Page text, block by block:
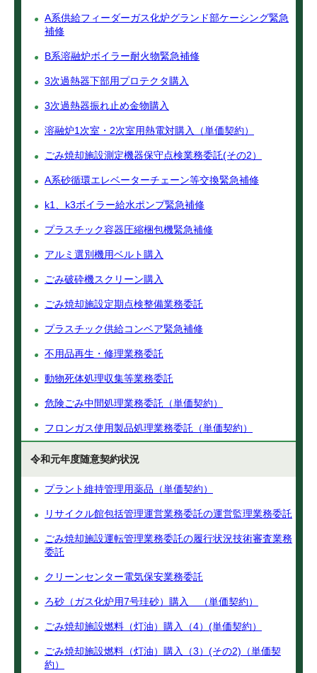
A系供給フィーダーガス化炉グランド部ケーシング緊急
補修
B系溶融炉ボイラー耐火物緊急補修
3次過熱器下部用プロテクタ購入
3次過熱器振れ止め金物購入
溶融炉1次室・2次室用熱電対購入（単価契約）
ごみ焼却施設測定機器保守点検業務委託(その2）
A系砂循環エレベーターチェーン等交換緊急補修
k1、k3ボイラー給水ポンプ緊急補修
プラスチック容器圧縮梱包機緊急補修
アルミ選別機用ベルト購入
ごみ破砕機スクリーン購入
ごみ焼却施設定期点検整備業務委託
プラスチック供給コンベア緊急補修
不用品再生・修理業務委託
動物死体処理収集等業務委託
危険ごみ中間処理業務委託（単価契約）
フロンガス使用製品処理業務委託（単価契約）
令和元年度随意契約状況
プラント維持管理用薬品（単価契約）
リサイクル館包括管理運営業務委託の運営監理業務委託
ごみ焼却施設運転管理業務委託の履行状況技術審査業務
委託
クリーンセンター電気保安業務委託
ろ砂（ガス化炉用7号珪砂）購入 （単価契約）
ごみ焼却施設燃料（灯油）購入（4）(単価契約）
ごみ焼却施設燃料（灯油）購入（3）(その2)（単価契
約）